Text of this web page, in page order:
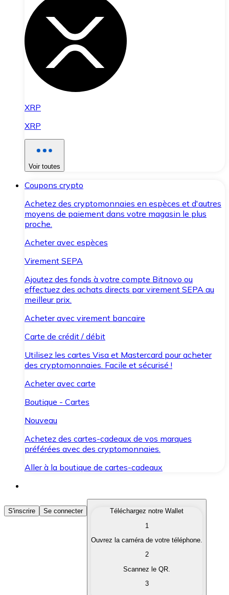
XRP
XRP
Voir toutes
Coupons crypto
Achetez des cryptomonnaies en espèces et d'autres
moyens de paiement dans votre magasin le plus
proche.
Acheter avec espèces
Virement SEPA
Ajoutez des fonds à votre compte Bitnovo ou
effectuez des achats directs par virement SEPA au
meilleur prix.
Acheter avec virement bancaire
Carte de crédit / débit
Utilisez les cartes Visa et Mastercard pour acheter
des cryptomonnaies. Facile et sécurisé !
Acheter avec carte
Boutique - Cartes
Nouveau
Achetez des cartes-cadeaux de vos marques
préférées avec des cryptomonnaies.
Aller à la boutique de cartes-cadeaux
Acheter des Cryptomonnaies
Achetez les cryptomonnaies qui vous intéressent
Convertissez vos cryptomonnaies en monnaie
S'inscrire Se connecter
Téléchargez notre Wallet
1
Ouvrez la caméra de votre téléphone.
2
Scannez le QR.
3